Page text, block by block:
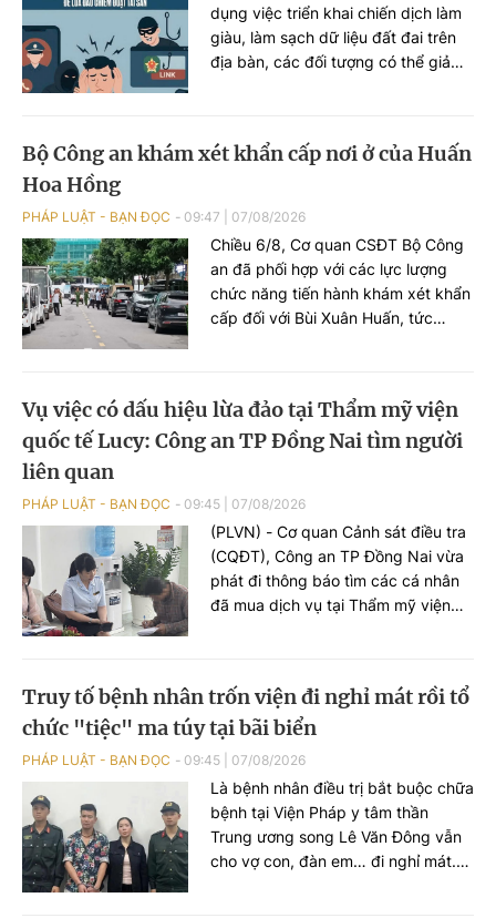
dụng việc triển khai chiến dịch làm
giàu, làm sạch dữ liệu đất đai trên
địa bàn, các đối tượng có thể giả
đoạt tài sản của người dân.
Bộ Công an khám xét khẩn cấp nơi ở của Huấn
Hoa Hồng
PHÁP LUẬT - BẠN ĐỌC 09:47 07/08/2026
Chiều 6/8, Cơ quan CSĐT Bộ Công
an đã phối hợp với các lực lượng
chức năng tiến hành khám xét khẩn
cấp đối với Bùi Xuân Huấn, tức
Vụ việc có dấu hiệu lừa đảo tại Thẩm mỹ viện
quốc tế Lucy: Công an TP Đồng Nai tìm người
liên quan
PHÁP LUẬT - BẠN ĐỌC 09:45 07/08/2026
(PLVN) - Cơ quan Cảnh sát điều tra
(CQĐT), Công an TP Đồng Nai vừa
phát đi thông báo tìm các cá nhân
đã mua dịch vụ tại Thẩm mỹ viện
Truy tố bệnh nhân trốn viện đi nghỉ mát rồi tổ
chức "tiệc" ma túy tại bãi biển
PHÁP LUẬT - BẠN ĐỌC 09:45 07/08/2026
Là bệnh nhân điều trị bắt buộc chữa
bệnh tại Viện Pháp y tâm thần
Trung ương song Lê Văn Đông vẫn
cho vợ con, đàn em… đi nghỉ mát.